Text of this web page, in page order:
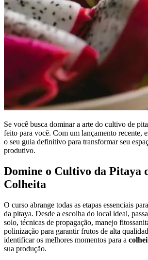
Se você busca dominar a arte do cultivo de
feito para você. Com um lançamento recente,
o seu guia definitivo para transformar seu
produtivo.
Domine o Cultivo da Pitaya
Colheita
O curso abrange todas as etapas essenciais
da pitaya. Desde a escolha do local ideal,
solo, técnicas de propagação, manejo
polinização para garantir frutos de alta
identificar os melhores momentos para a
sua produção.